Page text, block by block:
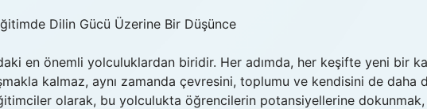
Dilin Gücü Üzerine Bir Düşünce
en önemli yolculuklardan biridir. Her adımda, her keşifte yeni bir
kalmaz, aynı zamanda çevresini, toplumu ve kendisini de daha
olarak, bu yolculukta öğrencilerin potansiyellerine dokunmak,